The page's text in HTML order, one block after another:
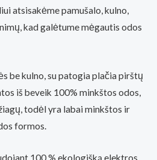
atsisakėme pamušalo, kulno,
kad galėtume mėgautis odos
be kulno, su patogia plačia pirštų
iš beveik 100% minkštos odos,
todėl yra labai minkštos ir
formos.
100 % ekologišką elektros